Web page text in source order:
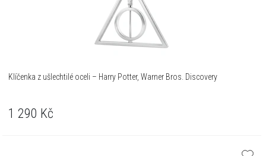
Klíčenka z ušlechtilé oceli – Harry Potter, Warner Bros. Discovery
1 290 Kč